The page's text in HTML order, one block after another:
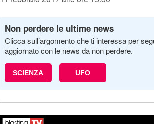
Non perdere le ultime news
Clicca sull’argomento che ti interessa per
aggiornato con le news da non perdere.
SCIENZA UFO